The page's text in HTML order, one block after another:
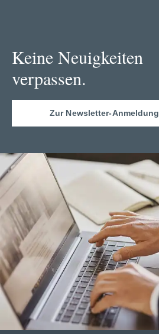
Keine Neuigkeiten
verpassen.
Zur Newsletter-Anmeldung